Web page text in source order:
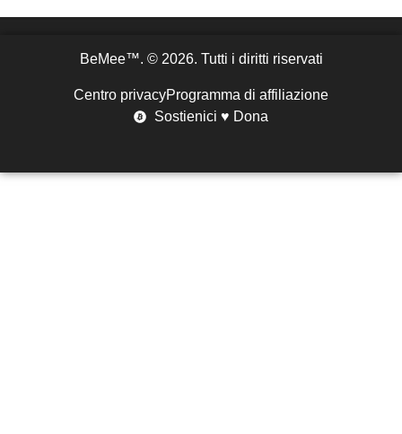
BeMee™. © 2026. Tutti i diritti riservati
Centro privacyProgramma di affiliazione
Sostienici ♥ Dona